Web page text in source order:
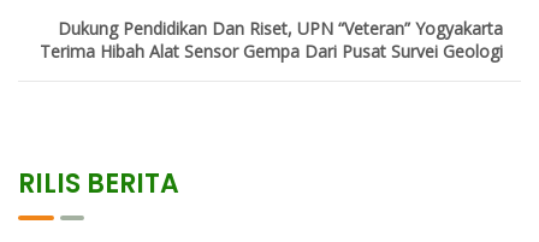
Dukung Pendidikan Dan Riset, UPN “Veteran” Yogyakarta
Terima Hibah Alat Sensor Gempa Dari Pusat Survei Geologi
RILIS BERITA